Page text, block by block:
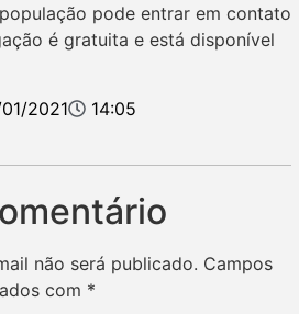
pode entrar em contato
é gratuita e está disponível
2021
14:05
não será publicado. Campos
com *